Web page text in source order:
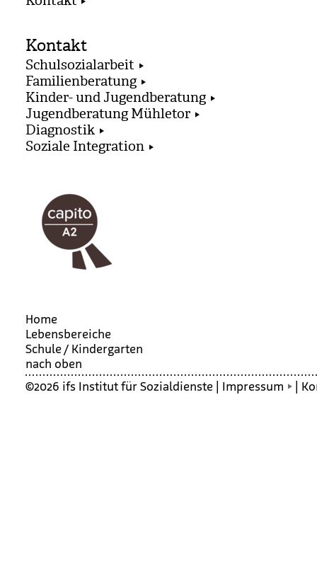
Kontakt
Schulsozialarbeit
Familienberatung
Kinder- und Jugendberatung
Jugendberatung Mühletor
Diagnostik
Soziale Integration
Home
Lebensbereiche
Schule / Kin­der­gar­ten
nach oben
©2026 ifs Institut für Sozialdienste | Impressum